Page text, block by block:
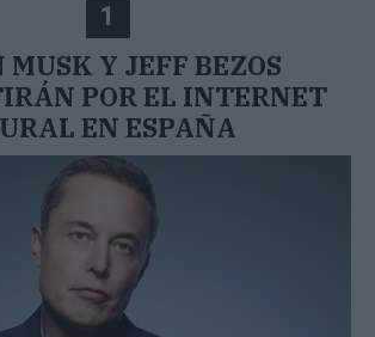
1
MUSK Y JEFF BEZOS
POR EL INTERNET
EN ESPAÑA